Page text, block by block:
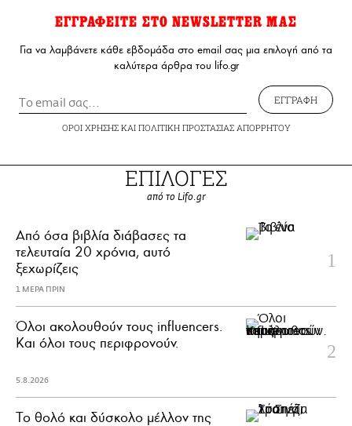
ΕΓΓΡΑΦΕΙΤΕ ΣΤΟ NEWSLETTER ΜΑΣ
Για να λαμβάνετε κάθε εβδομάδα στο email σας μια επιλογή από τα
καλύτερα άρθρα του lifo.gr
ΕΓΓΡΑΦΗ
ΟΡΟΙ ΧΡΗΣΗΣΚΑΙ ΠΟΛΙΤΙΚΗ ΠΡΟΣΤΑΣΙΑΣ ΑΠΟΡΡΗΤΟΥ
ΕΠΙΛΟΓΕΣ
από το Lifo.gr
Από όσα βιβλία διάβασες τα
τελευταία 20 χρόνια, αυτό
ξεχωρίζεις
1 ΜΕΡΑ ΠΡΙΝ
Όλοι ακολουθούν τους influencers.
Και όλοι τους περιφρονούν.
5.8.2026
Το θολό και δύσκολο μέλλον της